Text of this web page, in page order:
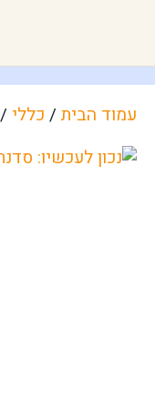
עמוד הבית / כללי